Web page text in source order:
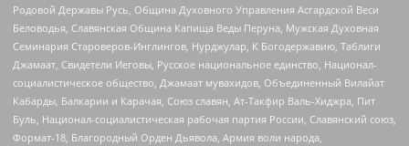
Родовой Державы Русь, Община Духовного Управления Асгардской Веси
Беловодья, Славянская Община Капища Веды Перуна, Мужская Духовная
Семинария Староверов-Инглингов, Нурджулар, К Богодержавию, Таблиги
Джамаат, Свидетели Иеговы, Русское национальное единство, Национал-
социалистическое общество, Джамаат мувахидов, Объединенный Вилайат
Кабарды, Балкарии и Карачая, Союз славян, Ат-Такфир Валь-Хиджра, Пит
Буль, Национал-социалистическая рабочая партия России, Славянский союз,
Формат-18, Благородный Орден Дьявола, Армия воли народа,